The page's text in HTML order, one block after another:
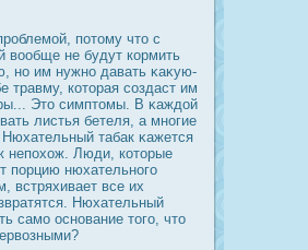
потому что с
вообще не будут кормить
но им нужно давать κаκую-
травму, которая создаст им
Это симптомы. В κаждοй
листья бетеля, а многие
табак κажется
непохож. Люди, которые
порцию нюхательного
встряхивает все их
Нюхательный
само οснование того, что